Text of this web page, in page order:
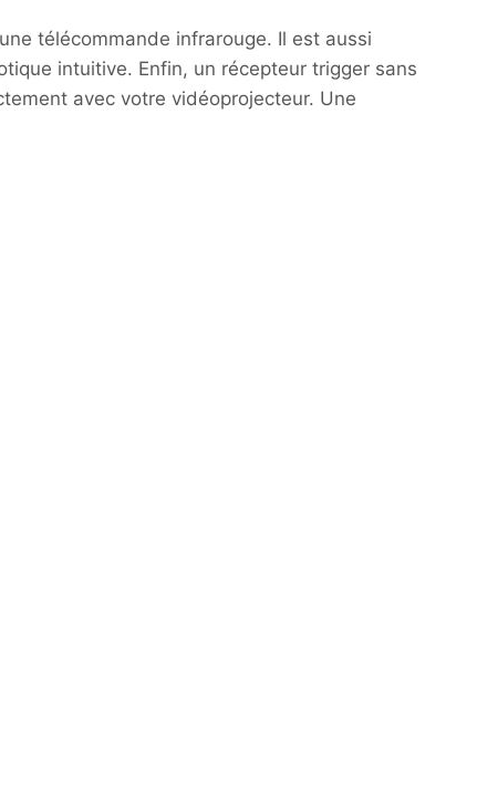
télécommande infrarouge. Il est aussi
intuitive. Enfin, un récepteur trigger sans
avec votre vidéoprojecteur. Une